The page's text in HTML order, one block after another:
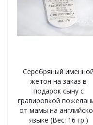
Серебряный именной
жетон на заказ в
подарок сыну с
гравировкой
от мамы на
языке (Вес: 16 гр.)